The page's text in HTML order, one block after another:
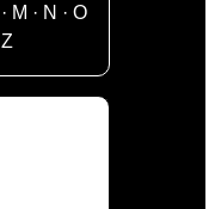
M · N · O
Z